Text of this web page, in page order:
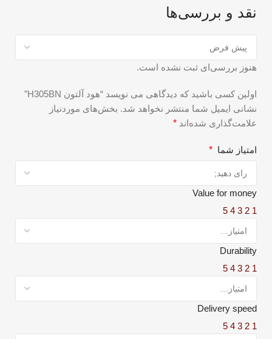
نقد و بررسی‌ها
هنوز بررسی‌ای ثبت نشده است.
اولین کسی باشید که دیدگاهی می نویسد “هود آلتون H305BN”
نشانی ایمیل شما منتشر نخواهد شد. بخش‌های موردنیاز
علامت‌گذاری شده‌اند *
امتیاز شما *
Value for money
1
2
3
4
5
Durability
1
2
3
4
5
Delivery speed
1
2
3
4
5